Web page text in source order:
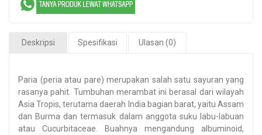
Deskripsi Spesifikasi Ulasan (0)
Paria (peria atau pare) merupakan salah satu sayuran yang
rasanya pahit. Tumbuhan merambat ini berasal dari wilayah
Asia Tropis, terutama daerah India bagian barat, yaitu Assam
dan Burma dan termasuk dalam anggota suku labu-labuan
atau Cucurbitaceae. Buahnya mengandung albuminoid,